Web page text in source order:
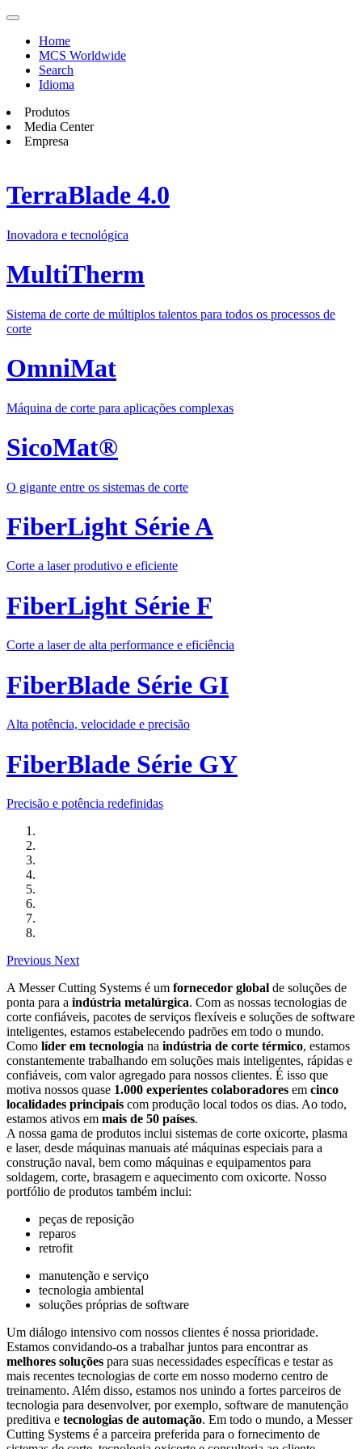
Home
MCS Worldwide
Search
Idioma
Produtos
Media Center
Empresa
TerraBlade 4.0
Inovadora e tecnológica
MultiTherm
Sistema de corte de múltiplos talentos para todos os processos de
corte
OmniMat
Máquina de corte para aplicações complexas
SicoMat®
O gigante entre os sistemas de corte
FiberLight Série A
Corte a laser produtivo e eficiente
FiberLight Série F
Corte a laser de alta performance e eficiência
FiberBlade Série GI
Alta potência, velocidade e precisão
FiberBlade Série GY
Precisão e potência redefinidas
Previous Next
A Messer Cutting Systems é um fornecedor global de soluções de
ponta para a indústria metalúrgica. Com as nossas tecnologias de
corte confiáveis, pacotes de serviços flexíveis e soluções de software
inteligentes, estamos estabelecendo padrões em todo o mundo.
Como líder em tecnologia na indústria de corte térmico, estamos
constantemente trabalhando em soluções mais inteligentes, rápidas e
confiáveis, com valor agregado para nossos clientes. É isso que
motiva nossos quase 1.000 experientes colaboradores em cinco
localidades principais com produção local todos os dias. Ao todo,
estamos ativos em mais de 50 países.
A nossa gama de produtos inclui sistemas de corte oxicorte, plasma
e laser, desde máquinas manuais até máquinas especiais para a
construção naval, bem como máquinas e equipamentos para
soldagem, corte, brasagem e aquecimento com oxicorte. Nosso
portfólio de produtos também inclui:
peças de reposição
reparos
retrofit
manutenção e serviço
tecnologia ambiental
soluções próprias de software
Um diálogo intensivo com nossos clientes é nossa prioridade.
Estamos convidando-os a trabalhar juntos para encontrar as
melhores soluções para suas necessidades específicas e testar as
mais recentes tecnologias de corte em nosso moderno centro de
treinamento. Além disso, estamos nos unindo a fortes parceiros de
tecnologia para desenvolver, por exemplo, software de manutenção
preditiva e tecnologias de automação. Em todo o mundo, a Messer
Cutting Systems é a parceira preferida para o fornecimento de